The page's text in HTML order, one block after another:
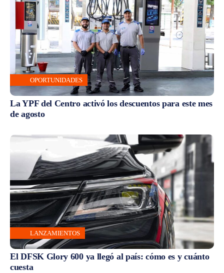
OPORTUNIDADES
La YPF del Centro activó los descuentos para este mes
de agosto
LANZAMIENTOS
El DFSK Glory 600 ya llegó al país: cómo es y cuánto
cuesta